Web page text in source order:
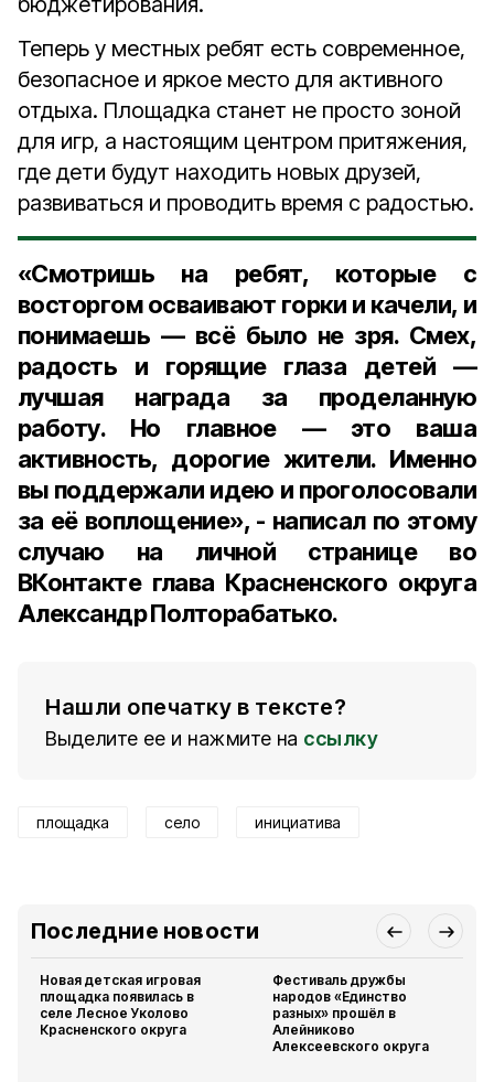
Теперь у местных ребят есть современное,
безопасное и яркое место для активного
отдыха. Площадка станет не просто зоной
для игр, а настоящим центром притяжения,
где дети будут находить новых друзей,
развиваться и проводить время с радостью.
«Смотришь на ребят, которые с
восторгом осваивают горки и качели, и
понимаешь — всё было не зря. Смех,
радость и горящие глаза детей —
лучшая награда за проделанную
работу. Но главное — это ваша
активность, дорогие жители. Именно
вы поддержали идею и проголосовали
за её воплощение», - написал по этому
случаю на личной странице во
ВКонтакте глава Красненского округа
Александр Полторабатько.
Нашли опечатку в тексте?
Выделите ее и нажмите на ссылку
площадка село инициатива
Последние новости
Новая детская игровая
площадка появилась в
селе Лесное Уколово
Красненского округа
Фестиваль дружбы
народов «Единство
разных» прошёл в
Алейниково
Алексеевского округа